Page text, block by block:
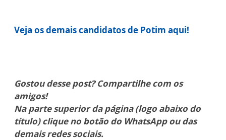
Veja os demais candidatos de Potim aqui!
Gostou desse post? Compartilhe com os
amigos!
Na parte superior da página (logo abaixo do
título) clique no botão do WhatsApp ou das
demais redes sociais.